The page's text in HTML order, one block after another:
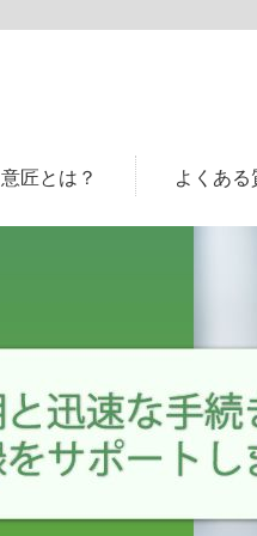
意匠とは？ よくある